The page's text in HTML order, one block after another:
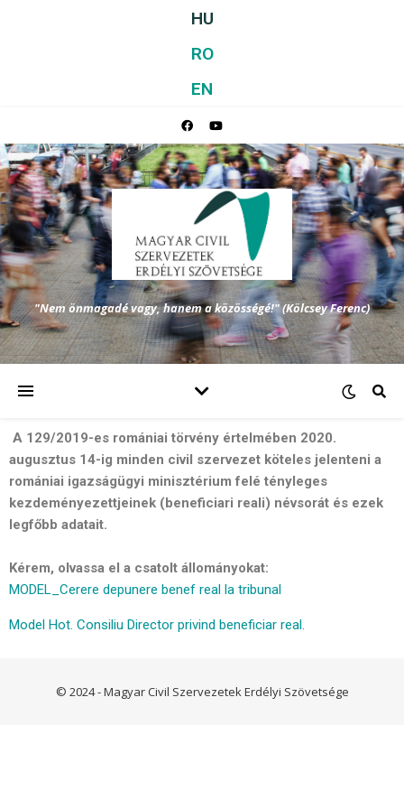
HU
RO
EN
"Nem önmagadé vagy, hanem a közösségé!" (Kölcsey Ferenc)
A 129/2019-es romániai törvény értelmében 2020.
augusztus 14-ig minden civil szervezet köteles jelenteni a
romániai igazságügyi minisztérium felé tényleges
kezdeményezettjeinek (beneficiari reali) névsorát és ezek
legfőbb adatait.
Kérem, olvassa el a csatolt állományokat:
MODEL_Cerere depunere benef real la tribunal
Model Hot. Consiliu Director privind beneficiar real.
© 2024 - Magyar Civil Szervezetek Erdélyi Szövetsége